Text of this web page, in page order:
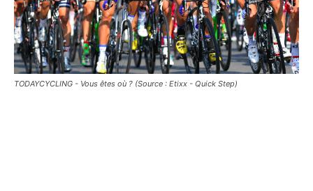
TODAYCYCLING - Vous êtes où ? (Source : Etixx - Quick Step)